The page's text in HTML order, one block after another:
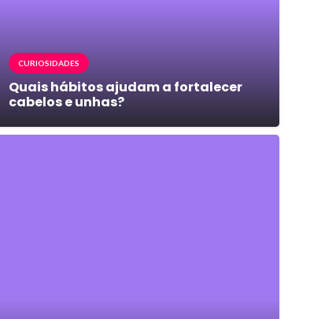
CURIOSIDADES
Quais hábitos ajudam a fortalecer
cabelos e unhas?